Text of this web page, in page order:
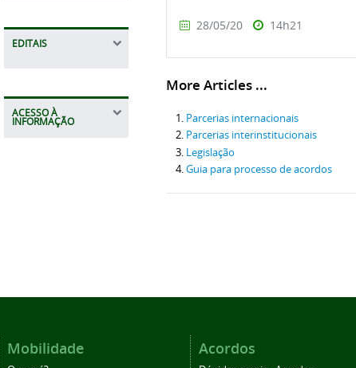
EDITAIS
ACESSO À
INFORMAÇÃO
28/05/20 14h21
More Articles ...
Parcerias internacionais
Parcerias interinstitucionais
Legislação
Guia para processo de acordos
Mobilidade Acordos